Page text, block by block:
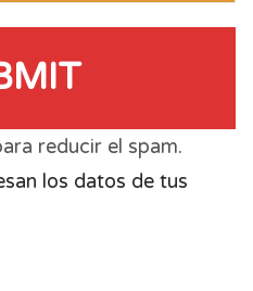
reducir el spam.
los datos de tus